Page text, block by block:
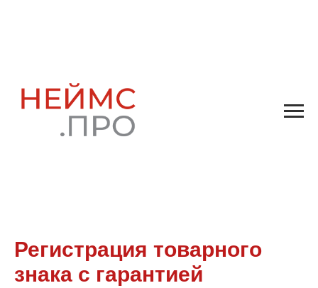
Регистрация товарного
знака с гарантией